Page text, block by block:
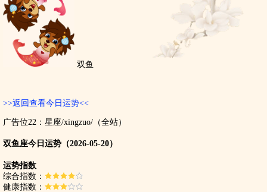
双鱼
>>返回查看今日运势<<
广告位22：星座/xingzuo/（全站）
双鱼座今日运势（2026-05-20）
运势指数
综合指数：
健康指数：